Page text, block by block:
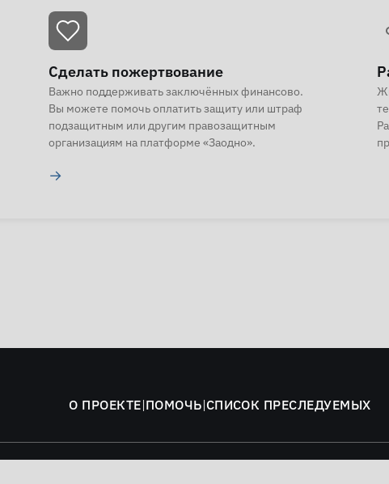
Сделать пожертвование
Важно поддерживать заключённых финансово.
Вы можете помочь оплатить защиту или штраф
подзащитным или другим правозащитным
организациям на платформе «Заодно».
→
О ПРОЕКТЕ|ПОМОЧЬ|СПИСОК ПРЕСЛЕДУЕМЫХ